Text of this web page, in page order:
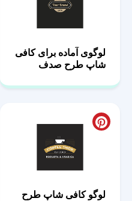
لوگوی آماده برای کافی
شاپ طرح صدف
لوگو کافی شاپ طرح